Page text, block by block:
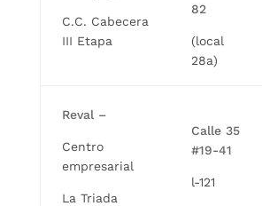
C.C. Cabecera
III Etapa
82
(local
28a)
Reval –
Centro
empresarial
La Triada
Calle 35
#19-41
l-121